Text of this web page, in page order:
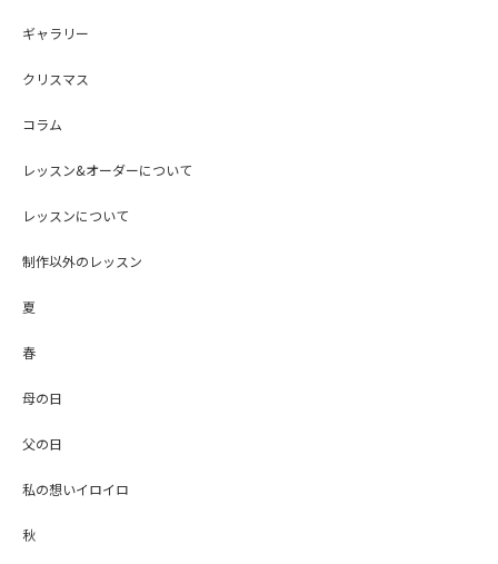
ギャラリー
クリスマス
コラム
レッスン&オーダーについて
レッスンについて
制作以外のレッスン
夏
春
母の日
父の日
私の想いイロイロ
秋